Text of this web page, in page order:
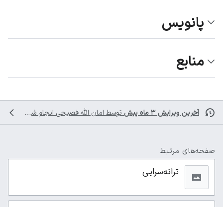
پانویس
منابع
آخرین ویرایش ۳ ماه پیش توسط امان الله فصیحی انجام شده است
صفحه‌های مرتبط
ترانه‌سرایی